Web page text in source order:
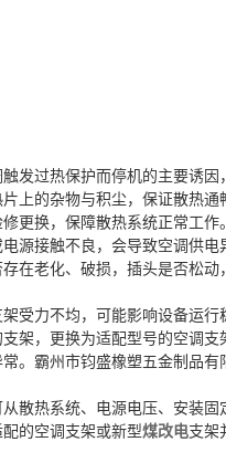
发过热保护而停机的主要诱
上的杂物与积尘，保证散热
更换，保障散热系统正常工作。
源接触不良，会导致空调供
在老化、破损，插头是否松
受力不均，可能影响设备运
架，更换为适配型号的空调支
。霸州市钧盛橡塑五金制品
散热系统、电源电压、安装
的空调支架或新型煤改电支架